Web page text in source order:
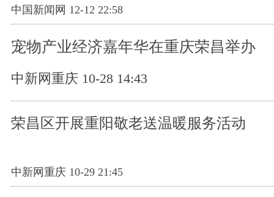
中国新闻网 12-12 22:58
宠物产业经济嘉年华在重庆荣昌举办
中新网重庆 10-28 14:43
荣昌区开展重阳敬老送温暖服务活动
中新网重庆 10-29 21:45